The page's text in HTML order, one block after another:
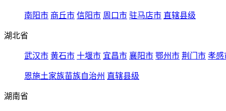
南阳市 商丘市 信阳市 周口市 驻马店市 直辖县级
湖北省
武汉市 黄石市 十堰市 宜昌市 襄阳市 鄂州市 荆门市 孝感
恩施土家族苗族自治州 直辖县级
湖南省